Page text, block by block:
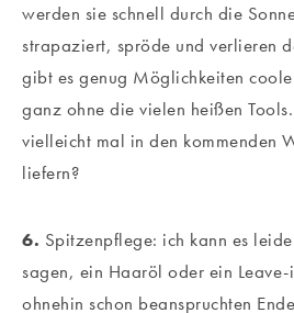
werden sie schnell durch die
strapaziert, spröde und verlieren
gibt es genug Möglichkeiten
ganz ohne die vielen heißen
vielleicht mal in den kommenden
liefern?
6. Spitzenpflege: ich kann es
sagen, ein Haaröl oder ein
ohnehin schon beanspruchten